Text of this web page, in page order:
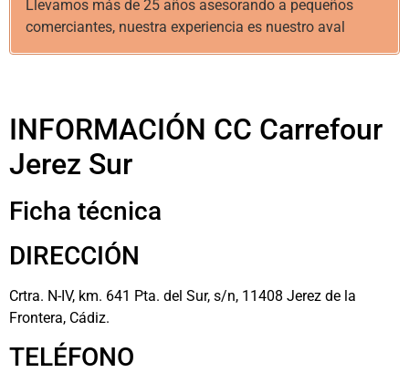
Llevamos más de 25 años asesorando a pequeños
comerciantes, nuestra experiencia es nuestro aval
INFORMACIÓN CC Carrefour
Jerez Sur
Ficha técnica
DIRECCIÓN
Crtra. N-IV, km. 641 Pta. del Sur, s/n, 11408 Jerez de la
Frontera, Cádiz.
TELÉFONO